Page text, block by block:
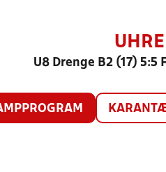
U8 Drenge B2 (17) 5:5